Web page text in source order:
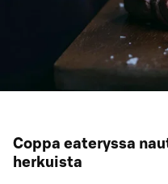
Coppa eateryssa
herkuista